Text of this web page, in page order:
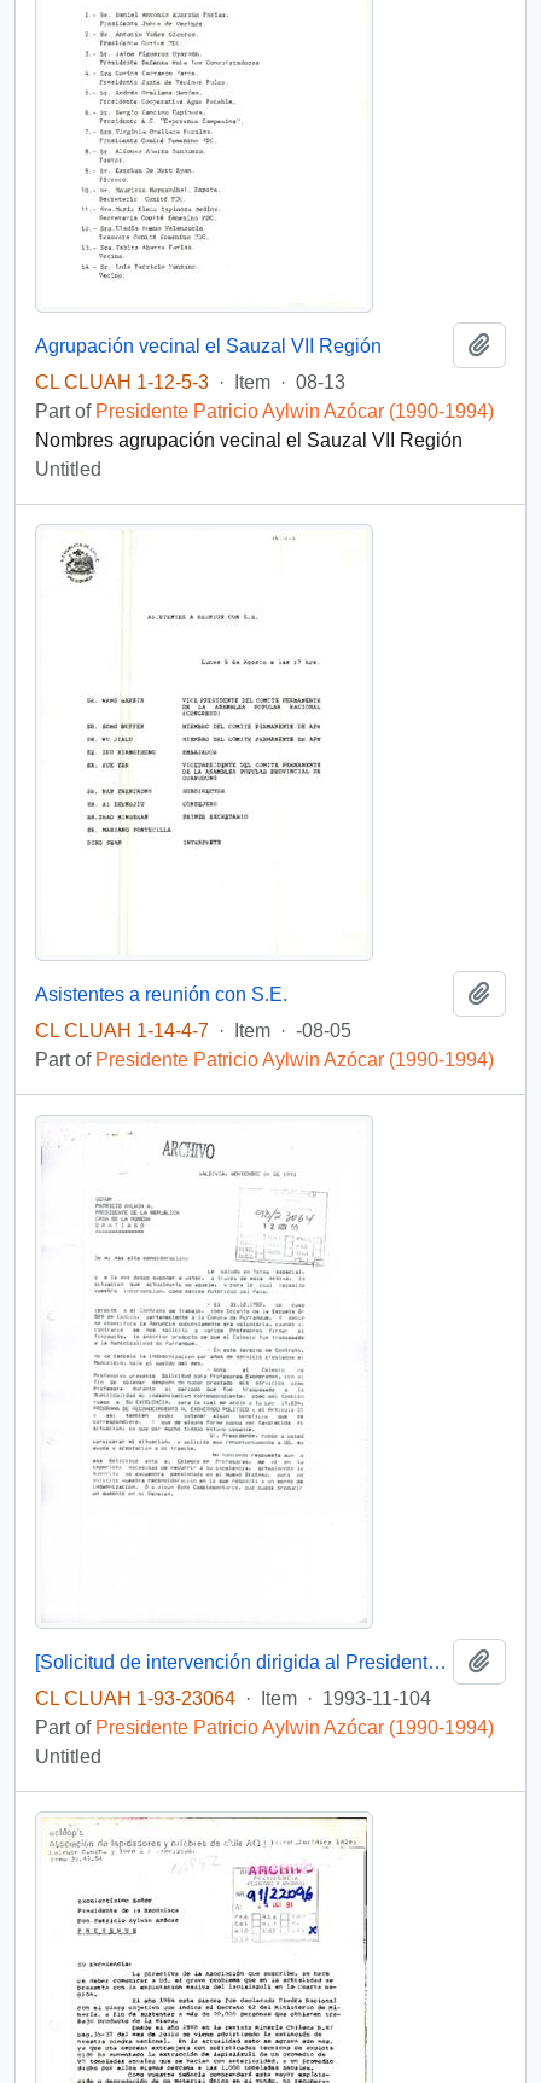
Agrupación vecinal el Sauzal VII Región
CL CLUAH 1-12-5-3 · Item · 08-13
Part of Presidente Patricio Aylwin Azócar (1990-1994)
Nombres agrupación vecinal el Sauzal VII Región
Untitled
Asistentes a reunión con S.E.
CL CLUAH 1-14-4-7 · Item · -08-05
Part of Presidente Patricio Aylwin Azócar (1990-1994)
[Solicitud de intervención dirigida al Presidente Patricio Aylwin, mediante la cual se expone caso de profesora exonerada]
CL CLUAH 1-93-23064 · Item · 1993-11-104
Part of Presidente Patricio Aylwin Azócar (1990-1994)
Untitled